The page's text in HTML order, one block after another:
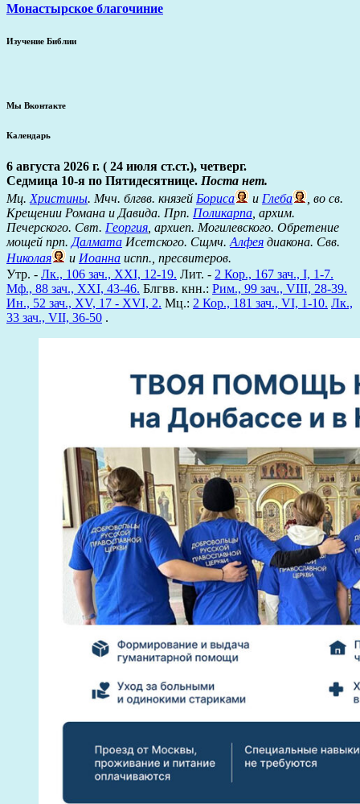
Монастырское благочиние
Изучение Библии
Мы Вконтакте
Календарь
6 августа 2026 г. ( 24 июля ст.ст.), четверг.
Седмица 10-я по Пятидесятнице. Поста нет.
Мц.Христины. Мчч. блгвв. князей Бориса и Глеба
, во св.
Крещении Романа и Давида. Прп. Поликарпа, архим.
Печерского. Свт. Георгия, архиеп. Могилевского. Обретение
мощей прп.Далмата Исетского. Сщмч.Алфея диакона. Свв.
Николая
и Иоанна испп., пресвитеров.
Утр. - Лк., 106 зач., XXI, 12-19. Лит. - 2 Кор., 167 зач., I, 1-7.
Мф., 88 зач., XXI, 43-46. Блгвв. кнн.: Рим., 99 зач., VIII, 28-39.
Ин., 52 зач., XV, 17 - XVI, 2. Мц.: 2 Кор., 181 зач., VI, 1-10. Лк.,
33 зач., VII, 36-50 .